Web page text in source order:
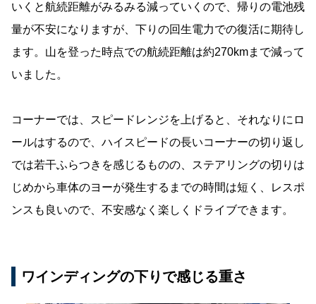
いくと航続距離がみるみる減っていくので、帰りの電池残
量が不安になりますが、下りの回生電力での復活に期待し
ます。山を登った時点での航続距離は約270kmまで減って
いました。
コーナーでは、スピードレンジを上げると、それなりにロ
ールはするので、ハイスピードの長いコーナーの切り返し
では若干ふらつきを感じるものの、ステアリングの切りは
じめから車体のヨーが発生するまでの時間は短く、レスポ
ンスも良いので、不安感なく楽しくドライブできます。
ワインディングの下りで感じる重さ